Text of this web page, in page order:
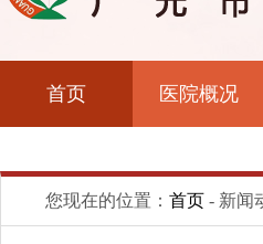
首页 医院概况
您现在的位置： 首页 - 新闻